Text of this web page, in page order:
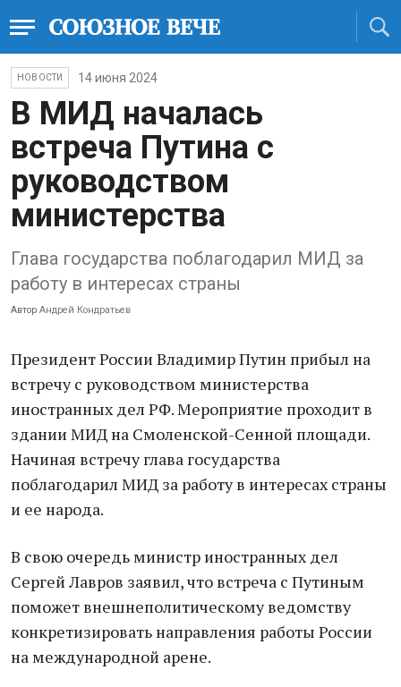
НОВОСТИ 14 июня 2024
В МИД началась
встреча Путина с
руководством
министерства
Глава государства поблагодарил МИД за
работу в интересах страны
Автор Андрей Кондратьев
Президент России Владимир Путин прибыл на
встречу с руководством министерства
иностранных дел РФ. Мероприятие проходит в
здании МИД на Смоленской-Сенной площади.
Начиная встречу глава государства
поблагодарил МИД за работу в интересах страны
и ее народа.
В свою очередь министр иностранных дел
Сергей Лавров заявил, что встреча с Путиным
поможет внешнеполитическому ведомству
конкретизировать направления работы России
на международной арене.